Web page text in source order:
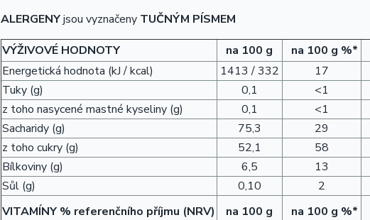
ALERGENYjsou vyznačeny TUČNÝM PÍSMEM
VÝŽIVOVÉ HODNOTY
na 100 g na 100 g %*
Energetická hodnota (kJ / kcal)
1413 / 332 17
Tuky (g)
0,1 <1
z toho nasycené mastné kyseliny (g)
0,1 <1
Sacharidy (g)
75,3 29
z toho cukry (g)
52,1 58
Bílkoviny (g)
6,5 13
Sůl (g)
0,10 2
VITAMÍNY % referenčního příjmu (NRV) na 100 g na 100 g %*